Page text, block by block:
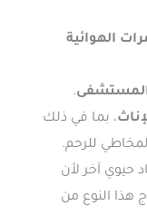
الهوائية
المستشفى.
، بما في ذلك
للرحم.
حيوي آخر لأن
هذا النوع من